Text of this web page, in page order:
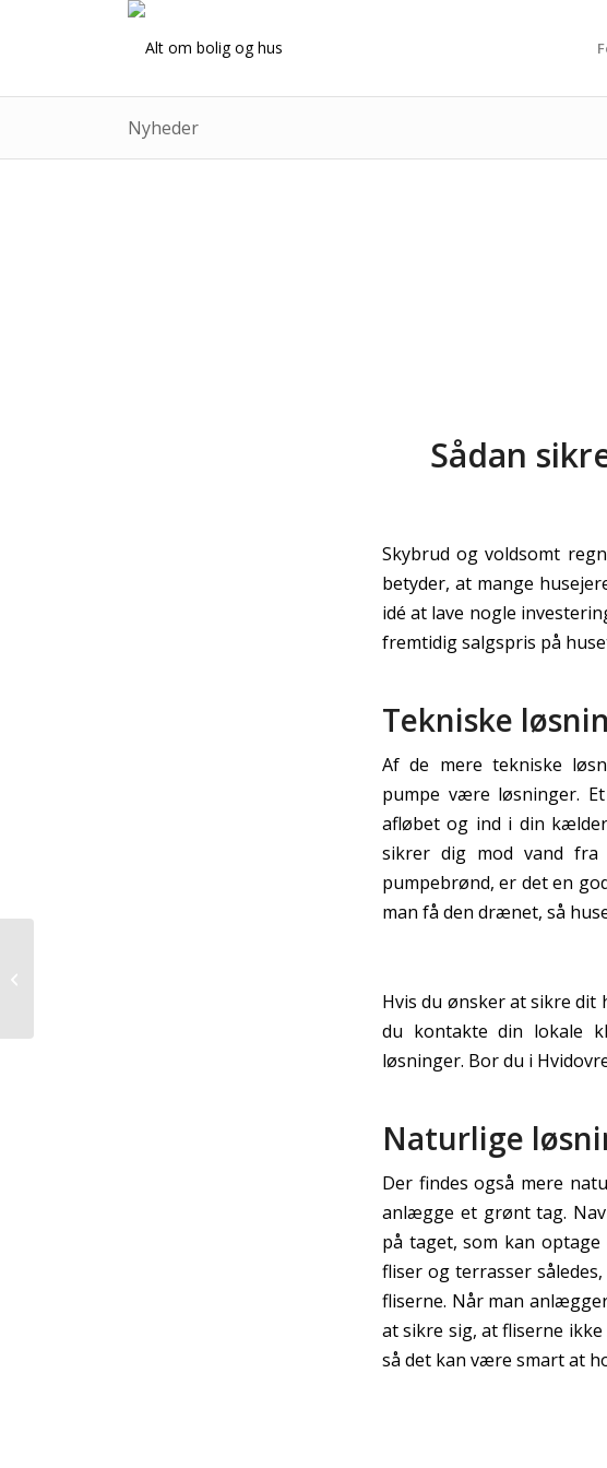
Nyheder
Sådan
Skybrud og voldsomt
betyder, at mange
idé at lave nogle
fremtidig salgspris på
Tekniske
Af de mere tekniske
pumpe være løsninger.
afløbet og ind i din
sikrer dig mod vand
pumpebrønd, er det en
man få den drænet, så
Hvis du ønsker at sikre dit
du kontakte din lokale
løsninger. Bor du i
Naturlige
Der findes også mere
anlægge et grønt tag.
på taget, som kan
fliser og terrasser
fliserne. Når man
at sikre sig, at fliserne
så det kan være smart at